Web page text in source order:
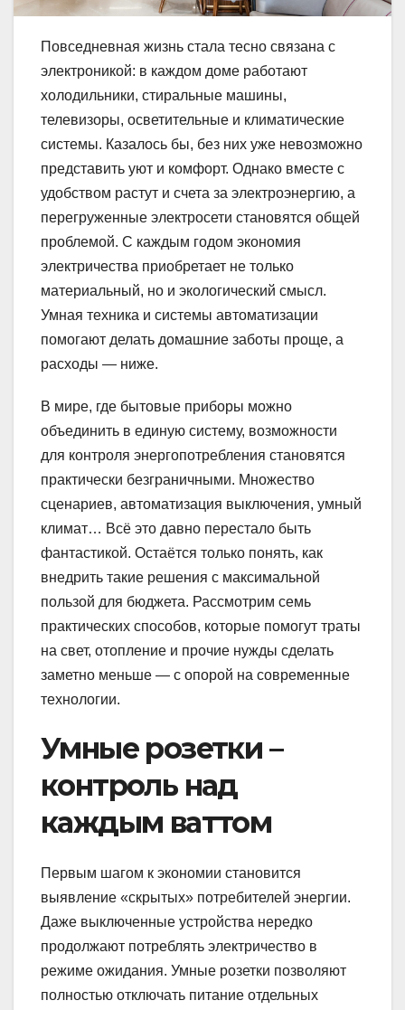
Повседневная жизнь стала тесно связана с
электроникой: в каждом доме работают
холодильники, стиральные машины,
телевизоры, осветительные и климатические
системы. Казалось бы, без них уже невозможно
представить уют и комфорт. Однако вместе с
удобством растут и счета за электроэнергию, а
перегруженные электросети становятся общей
проблемой. С каждым годом экономия
электричества приобретает не только
материальный, но и экологический смысл.
Умная техника и системы автоматизации
помогают делать домашние заботы проще, а
расходы — ниже.
В мире, где бытовые приборы можно
объединить в единую систему, возможности
для контроля энергопотребления становятся
практически безграничными. Множество
сценариев, автоматизация выключения, умный
климат… Всё это давно перестало быть
фантастикой. Остаётся только понять, как
внедрить такие решения с максимальной
пользой для бюджета. Рассмотрим семь
практических способов, которые помогут траты
на свет, отопление и прочие нужды сделать
заметно меньше — с опорой на современные
технологии.
Умные розетки –
контроль над
каждым ваттом
Первым шагом к экономии становится
выявление «скрытых» потребителей энергии.
Даже выключенные устройства нередко
продолжают потреблять электричество в
режиме ожидания. Умные розетки позволяют
полностью отключать питание отдельных